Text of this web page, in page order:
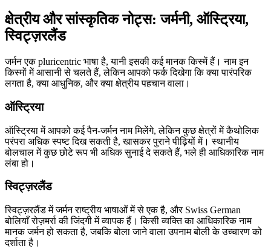
क्षेत्रीय और सांस्कृतिक नोट्स: जर्मनी, ऑस्ट्रिया,
स्विट्ज़रलैंड
जर्मन एक pluricentric भाषा है, यानी इसकी कई मानक किस्में हैं। नाम इन
किस्मों में आसानी से चलते हैं, लेकिन आपको फर्क दिखेगा कि क्या पारंपरिक
लगता है, क्या आधुनिक, और क्या क्षेत्रीय पहचान वाला।
ऑस्ट्रिया
ऑस्ट्रिया में आपको कई पैन-जर्मन नाम मिलेंगे, लेकिन कुछ क्षेत्रों में कैथोलिक
परंपरा अधिक स्पष्ट दिख सकती है, खासकर पुराने पीढ़ियों में। स्थानीय
बोलचाल में कुछ छोटे रूप भी अधिक सुनाई दे सकते हैं, भले ही आधिकारिक नाम
लंबा हो।
स्विट्ज़रलैंड
स्विट्ज़रलैंड में जर्मन राष्ट्रीय भाषाओं में से एक है, और Swiss German
बोलियाँ रोज़मर्रा की जिंदगी में व्यापक हैं। किसी व्यक्ति का आधिकारिक नाम
मानक जर्मन हो सकता है, जबकि बोला जाने वाला उपनाम बोली के उच्चारण को
दर्शाता है।